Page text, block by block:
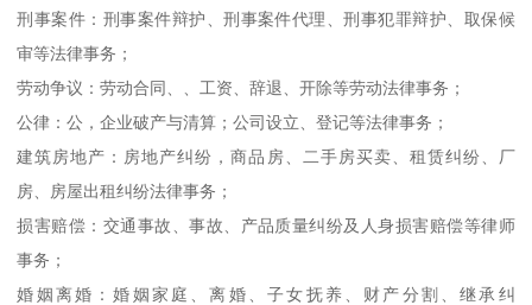
刑事案件：刑事案件辩护、刑事案件代理、刑事犯罪辩护、取保候
审等法律事务；
劳动争议：劳动合同、、工资、辞退、开除等劳动法律事务；
公律：公，企业破产与清算；公司设立、登记等法律事务；
建筑房地产：房地产纠纷，商品房、二手房买卖、租赁纠纷、厂
房、房屋出租纠纷法律事务；
损害赔偿：交通事故、事故、产品质量纠纷及人身损害赔偿等律师
事务；
婚姻离婚：婚姻家庭、离婚、子女抚养、财产分割、继承纠